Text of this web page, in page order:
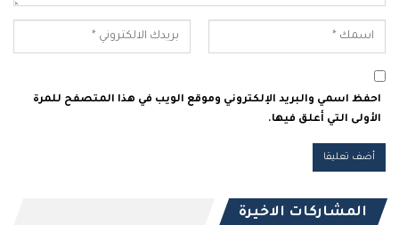
احفظ اسمي والبريد الإلكتروني وموقع الويب في هذا المتصفح للمرة
الأولى التي أعلق فيها.
المشاركات الاخيرة